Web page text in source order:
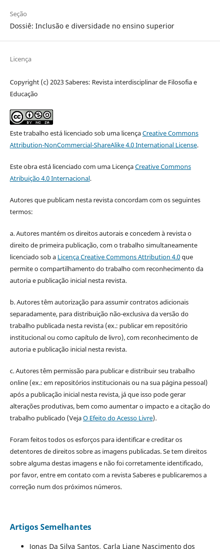
Seção
Dossiê: Inclusão e diversidade no ensino superior
Licença
Copyright (c) 2023 Saberes: Revista interdisciplinar de Filosofia e
Educação
Este trabalho está licenciado sob uma licençaCreative Commons
Attribution-NonCommercial-ShareAlike 4.0 International License.
Este obra está licenciado com uma LicençaCreative Commons
Atribuição 4.0 Internacional.
Autores que publicam nesta revista concordam com os seguintes
termos:
a. Autores mantém os direitos autorais e concedem à revista o
direito de primeira publicação, com o trabalho simultaneamente
licenciado sob a Licença Creative Commons Attribution 4.0que
permite o compartilhamento do trabalho com reconhecimento da
autoria e publicação inicial nesta revista.
b. Autores têm autorização para assumir contratos adicionais
separadamente, para distribuição não-exclusiva da versão do
trabalho publicada nesta revista (ex.: publicar em repositório
institucional ou como capítulo de livro), com reconhecimento de
autoria e publicação inicial nesta revista.
c. Autores têm permissão para publicar e distribuir seu trabalho
online (ex.: em repositórios institucionais ou na sua página pessoal)
após a publicação inicial nesta revista, já que isso pode gerar
alterações produtivas, bem como aumentar o impacto e a citação do
trabalho publicado (VejaO Efeito do Acesso Livre).
Foram feitos todos os esforços para identificar e creditar os
detentores de direitos sobre as imagens publicadas. Se tem direitos
sobre alguma destas imagens e não foi corretamente identificado,
por favor, entre em contato com a revista Saberes e publicaremos a
correção num dos próximos números.
Artigos Semelhantes
Jonas Da Silva Santos, Carla Liane Nascimento dos